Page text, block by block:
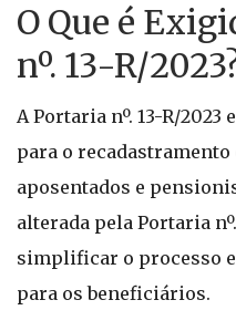
O Que é
nº. 13-R/
A Portaria nº. 13-R/
para o recadastramento
aposentados e
alterada pela Portaria
simplificar o processo
para os beneficiários.